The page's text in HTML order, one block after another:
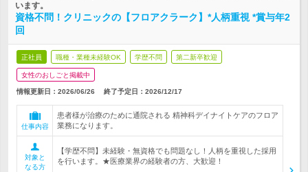
います。
資格不問！クリニックの【フロアクラーク】*人柄重視 *賞与年2
回
正社員 職種・業種未経験OK 学歴不問 第二新卒歓迎
女性のおしごと掲載中
情報更新日：2026/06/26 終了予定日： 2026/12/17
仕事内容
患者様が治療のために通院される 精神科デイナイトケアのフロア
業務になります。
対象と
なる方
【学歴不問】未経験・無資格でも問題なし！人柄を重視した採用
を行います。★医療業界の経験者の方、大歓迎！